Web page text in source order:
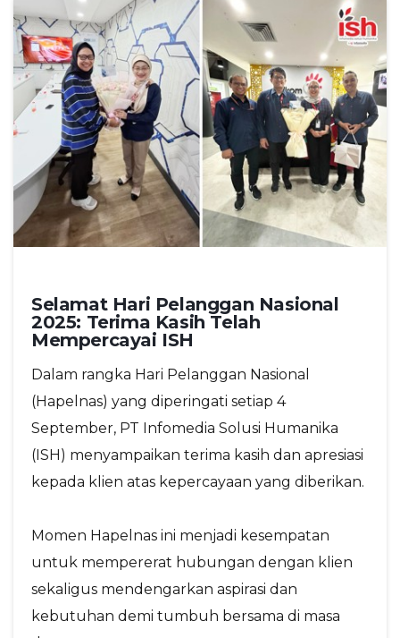
Selamat Hari Pelanggan Nasional
2025: Terima Kasih Telah
Mempercayai ISH
Dalam rangka Hari Pelanggan Nasional
(Hapelnas) yang diperingati setiap 4
September, PT Infomedia Solusi Humanika
(ISH) menyampaikan terima kasih dan apresiasi
kepada klien atas kepercayaan yang diberikan.
Momen Hapelnas ini menjadi kesempatan
untuk mempererat hubungan dengan klien
sekaligus mendengarkan aspirasi dan
kebutuhan demi tumbuh bersama di masa